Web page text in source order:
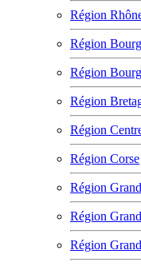
Région
Région
Région
Région
Région
Région Corse
Région
Région
Région